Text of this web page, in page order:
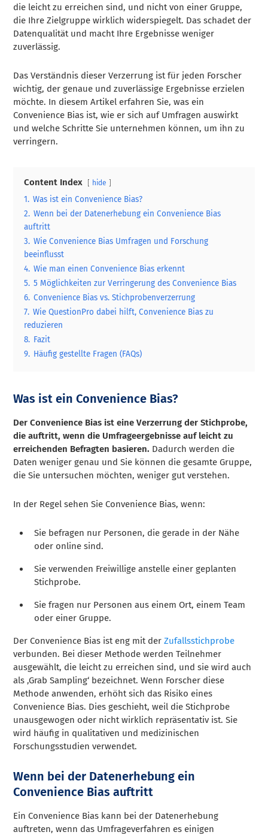
die leicht zu erreichen sind, und nicht von einer Gruppe,
die Ihre Zielgruppe wirklich widerspiegelt. Das schadet der
Datenqualität und macht Ihre Ergebnisse weniger
zuverlässig.
Das Verständnis dieser Verzerrung ist für jeden Forscher
wichtig, der genaue und zuverlässige Ergebnisse erzielen
möchte. In diesem Artikel erfahren Sie, was ein
Convenience Bias ist, wie er sich auf Umfragen auswirkt
und welche Schritte Sie unternehmen können, um ihn zu
verringern.
Content Index hide
1. Was ist ein Convenience Bias?
2. Wenn bei der Datenerhebung ein Convenience Bias
auftritt
3. Wie Convenience Bias Umfragen und Forschung
beeinflusst
4. Wie man einen Convenience Bias erkennt
5. 5 Möglichkeiten zur Verringerung des Convenience Bias
6. Convenience Bias vs. Stichprobenverzerrung
7. Wie QuestionPro dabei hilft, Convenience Bias zu
reduzieren
8. Fazit
9. Häufig gestellte Fragen (FAQs)
Was ist ein Convenience Bias?
Der Convenience Bias ist eine Verzerrung der Stichprobe,
die auftritt, wenn die Umfrageergebnisse auf leicht zu
erreichenden Befragten basieren. Dadurch werden die
Daten weniger genau und Sie können die gesamte Gruppe,
die Sie untersuchen möchten, weniger gut verstehen.
In der Regel sehen Sie Convenience Bias, wenn:
Sie befragen nur Personen, die gerade in der Nähe
oder online sind.
Sie verwenden Freiwillige anstelle einer geplanten
Stichprobe.
Sie fragen nur Personen aus einem Ort, einem Team
oder einer Gruppe.
Der Convenience Bias ist eng mit derZufallsstichprobe
verbunden. Bei dieser Methode werden Teilnehmer
ausgewählt, die leicht zu erreichen sind, und sie wird auch
als ‚Grab Sampling‘ bezeichnet. Wenn Forscher diese
Methode anwenden, erhöht sich das Risiko eines
Convenience Bias. Dies geschieht, weil die Stichprobe
unausgewogen oder nicht wirklich repräsentativ ist. Sie
wird häufig in qualitativen und medizinischen
Forschungsstudien verwendet.
Wenn bei der Datenerhebung ein
Convenience Bias auftritt
Ein Convenience Bias kann bei der Datenerhebung
auftreten, wenn das Umfrageverfahren es einigen